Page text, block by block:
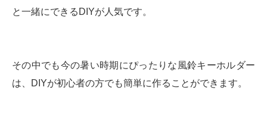
と一緒にできるDIYが人気です。
その中でも今の暑い時期にぴったりな風鈴キーホルダー
は、DIYが初心者の方でも簡単に作ることができます。